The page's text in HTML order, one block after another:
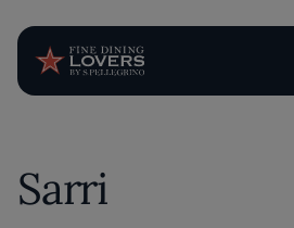
Sarri